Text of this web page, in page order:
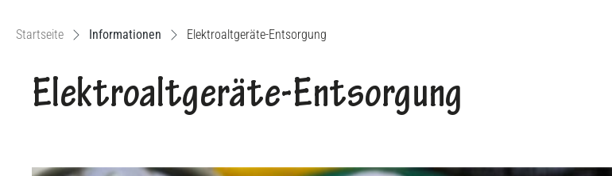
Startseite Informationen Elektroaltgeräte-Entsorgung
Elektroaltgeräte-Entsorgung